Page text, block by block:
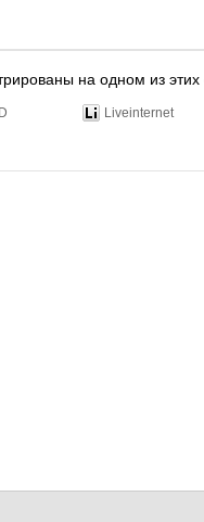
на одном из этих
Liveinternet